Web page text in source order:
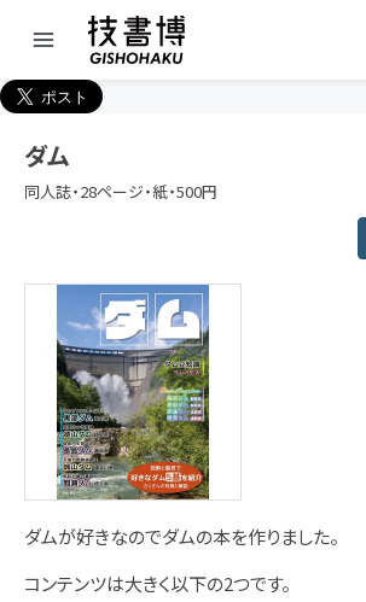
ダム
同人誌・28ページ・紙・500円
ダムが好きなのでダムの本を作りました。
コンテンツは大きく以下の2つです。